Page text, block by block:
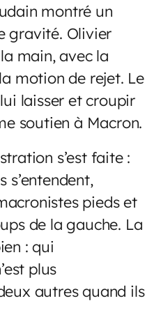
montré un
gravité. Olivier
main, avec la
motion de rejet. Le
laisser et croupir
soutien à Macron.
s’est faite :
s’entendent,
pieds et
de la gauche. La
: qui
plus
autres quand ils